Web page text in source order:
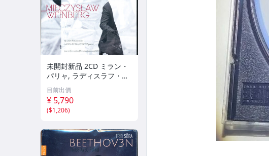
未開封新品 2CD ミラン・
パリャ, ラディスラフ・フ
ァンゾヴィッツ - ヴァイン
ベルク：ヴァイオリンとピ
アノのためのソナタ全集
a6Nnn
目前出價
¥ 5,790
($1,206)